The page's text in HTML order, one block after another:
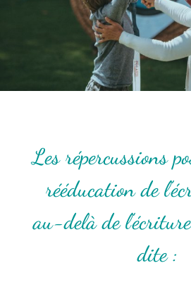
Les répercussions
rééducation de
au-delà de
dite :